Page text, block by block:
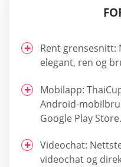
Rent grensesnitt:
elegant, ren og
Mobilapp:
Android-
Google Play Store.
Videochat:
videochat og